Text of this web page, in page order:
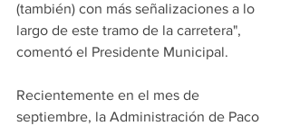
(también) con más señalizaciones a lo
largo de este tramo de la carretera",
comentó el Presidente Municipal.
Recientemente en el mes de
septiembre, la Administración de Paco